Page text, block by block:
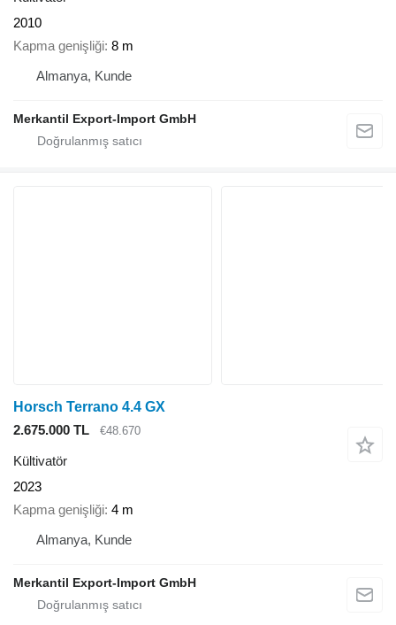
2010
Kapma genişliği 8 m
Almanya, Kunde
Merkantil Export-Import GmbH
Horsch Terrano 4.4 GX
2.675.000 TL
€48.670
Kültivatör
2023
Kapma genişliği 4 m
Almanya, Kunde
Merkantil Export-Import GmbH